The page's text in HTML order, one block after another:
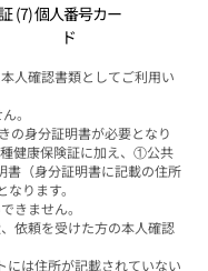
(7) 個人番号カー
ド
人確認書類としてご利用い
。
の身分証明書が必要となり
健康保険証に加え、①公共
（身分証明書に記載の住所
ります。
きません。
依頼を受けた方の本人確認
は住所が記載されていない